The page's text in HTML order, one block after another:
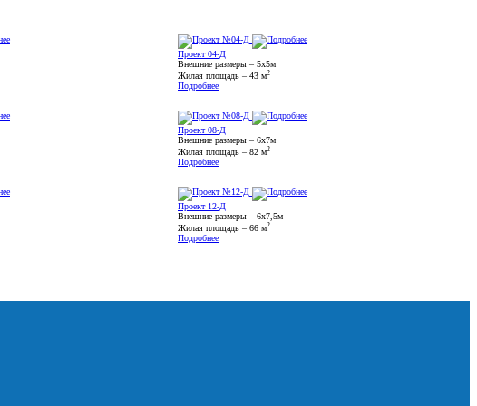
Проект 04-Д
Внешние размеры – 5х5м
Жилая площадь – 43 м2
Подробнее
Проект 08-Д
Внешние размеры – 6х7м
Жилая площадь – 82 м2
Подробнее
Проект 12-Д
Внешние размеры – 6х7,5м
Жилая площадь – 66 м2
Подробнее